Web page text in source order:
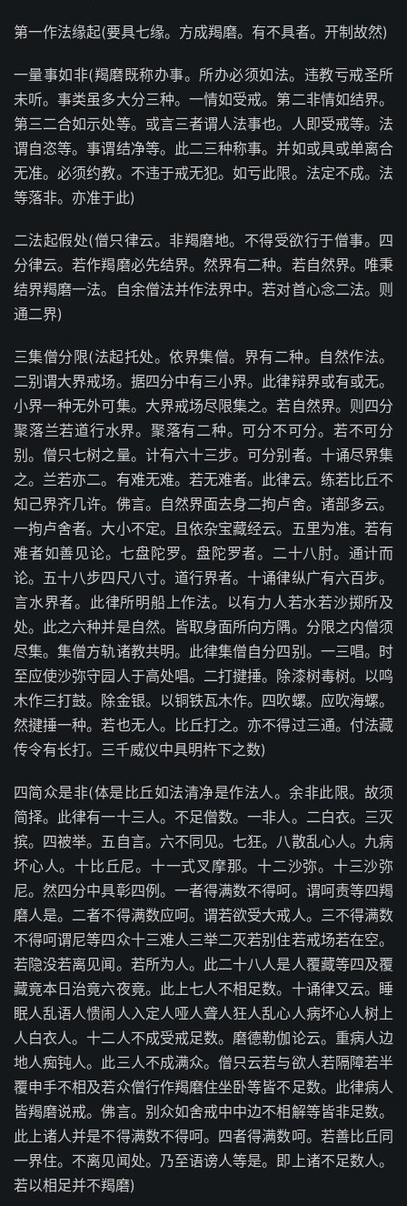
第一作法缘起(要具七缘。方成羯磨。有不具者。开制故然)
一量事如非(羯磨既称办事。所办必须如法。违教亏戒圣所
未听。事类虽多大分三种。一情如受戒。第二非情如结界。
第三二合如示处等。或言三者谓人法事也。人即受戒等。法
谓自恣等。事谓结净等。此二三种称事。并如或具或单离合
无准。必须约教。不违于戒无犯。如亏此限。法定不成。法
等落非。亦准于此)
二法起假处(僧只律云。非羯磨地。不得受欲行于僧事。四
分律云。若作羯磨必先结界。然界有二种。若自然界。唯秉
结界羯磨一法。自余僧法并作法界中。若对首心念二法。则
通二界)
三集僧分限(法起托处。依界集僧。界有二种。自然作法。
二别谓大界戒场。据四分中有三小界。此律辩界或有或无。
小界一种无外可集。大界戒场尽限集之。若自然界。则四分
聚落兰若道行水界。聚落有二种。可分不可分。若不可分
别。僧只七树之量。计有六十三步。可分别者。十诵尽界集
之。兰若亦二。有难无难。若无难者。此律云。练若比丘不
知己界齐几许。佛言。自然界面去身二拘卢舍。诸部多云。
一拘卢舍者。大小不定。且依杂宝藏经云。五里为准。若有
难者如善见论。七盘陀罗。盘陀罗者。二十八肘。通计而
论。五十八步四尺八寸。道行界者。十诵律纵广有六百步。
言水界者。此律所明船上作法。以有力人若水若沙掷所及
处。此之六种并是自然。皆取身面所向方隅。分限之内僧须
尽集。集僧方轨诸教共明。此律集僧自分四别。一三唱。时
至应使沙弥守园人于高处唱。二打揵捶。除漆树毒树。以鸣
木作三打鼓。除金银。以铜铁瓦木作。四吹螺。应吹海螺。
然揵捶一种。若也无人。比丘打之。亦不得过三通。付法藏
传令有长打。三千威仪中具明杵下之数)
四简众是非(体是比丘如法清净是作法人。余非此限。故须
简择。此律有一十三人。不足僧数。一非人。二白衣。三灭
摈。四被举。五自言。六不同见。七狂。八散乱心人。九病
坏心人。十比丘尼。十一式叉摩那。十二沙弥。十三沙弥
尼。然四分中具彰四例。一者得满数不得呵。谓呵责等四羯
磨人是。二者不得满数应呵。谓若欲受大戒人。三不得满数
不得呵谓尼等四众十三难人三举二灭若别住若戒场若在空。
若隐没若离见闻。若所为人。此二十八人是人覆藏等四及覆
藏竟本日治竟六夜竟。此上七人不相足数。十诵律又云。睡
眠人乱语人愦闹人入定人哑人聋人狂人乱心人病坏心人树上
人白衣人。十二人不成受戒足数。磨德勒伽论云。重病人边
地人痴钝人。此三人不成满众。僧只云若与欲人若隔障若半
覆申手不相及若众僧行作羯磨住坐卧等皆不足数。此律病人
皆羯磨说戒。佛言。别众如舍戒中中边不相解等皆非足数。
此上诸人并是不得满数不得呵。四者得满数呵。若善比丘同
一界住。不离见闻处。乃至语谤人等是。即上诸不足数人。
若以相足并不羯磨)